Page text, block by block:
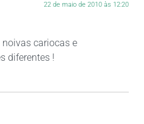
22 de maio de 2010 às 12:20
cariocas e
diferentes !